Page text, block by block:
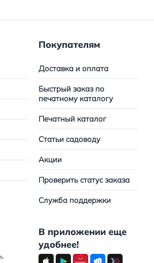
Покупателям
Доставка и оплата
Быстрый заказ по
печатному каталогу
Печатный каталог
Статьи садоводу
Акции
Проверить статус заказа
Служба поддержки
В приложении еще
удобнее!